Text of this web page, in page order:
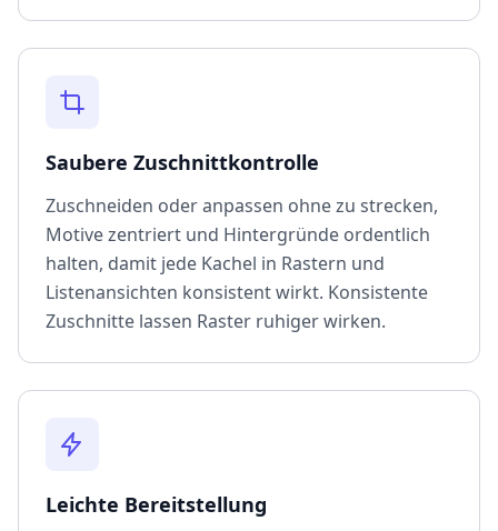
Saubere Zuschnittkontrolle
Zuschneiden oder anpassen ohne zu strecken,
Motive zentriert und Hintergründe ordentlich
halten, damit jede Kachel in Rastern und
Listenansichten konsistent wirkt. Konsistente
Zuschnitte lassen Raster ruhiger wirken.
Leichte Bereitstellung